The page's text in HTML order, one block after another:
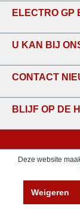
ELECTRO GP
U KAN BIJ
CONTACT
BLIJF OP DE
Deze website
Weigeren